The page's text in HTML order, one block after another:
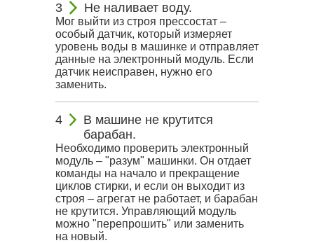
Не наливает воду.
Мог выйти из строя прессостат –
особый датчик, который измеряет
уровень воды в машинке и отправляет
данные на электронный модуль. Если
датчик неисправен, нужно его
заменить.
В машине не крутится
барабан.
Необходимо проверить электронный
модуль – "разум" машинки. Он отдает
команды на начало и прекращение
циклов стирки, и если он выходит из
строя – агрегат не работает, и барабан
не крутится. Управляющий модуль
можно "перепрошить" или заменить
на новый.